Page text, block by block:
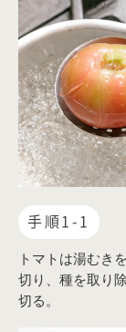
手順1-1
トマトは湯むき
切り、種を取り
切る。